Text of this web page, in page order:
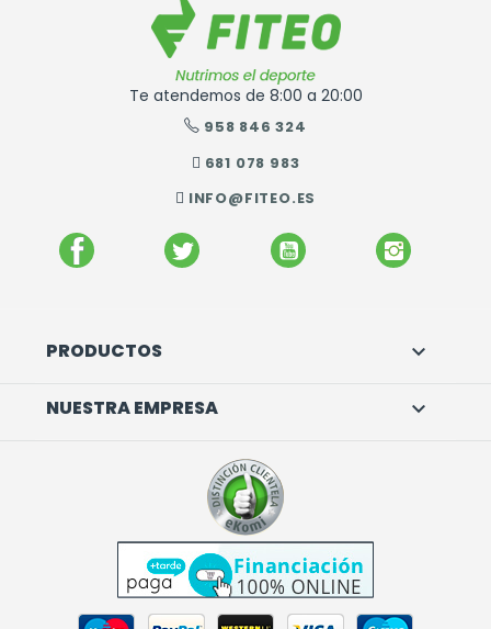
Te atendemos de 8:00 a 20:00
958 846 324
681 078 983
INFO@FITEO.ES
FACEBOOK TWITTER YOUTUBE
PRODUCTOS 
NUESTRA EMPRESA 